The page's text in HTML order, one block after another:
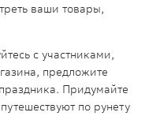
ваши товары,
с участниками,
предложите
Придумайте
по рунету